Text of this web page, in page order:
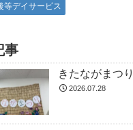
等デイサービス
事
きたながまつ
2026.07.28